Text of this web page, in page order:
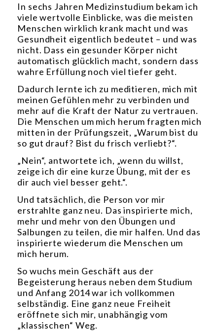
In sechs Jahren Medizinstudium bekam ich
viele wertvolle Einblicke, was die meisten
Menschen wirklich krank macht und was
Gesundheit eigentlich bedeutet – und was
nicht. Dass ein gesunder Körper nicht
automatisch glücklich macht, sondern dass
wahre Erfüllung noch viel tiefer geht.
Dadurch lernte ich zu meditieren, mich mit
meinen Gefühlen mehr zu verbinden und
mehr auf die Kraft der Natur zu vertrauen.
Die Menschen um mich herum fragten mich
mitten in der Prüfungszeit, „Warum bist du
so gut drauf? Bist du frisch verliebt?“.
„Nein“, antwortete ich, „wenn du willst,
zeige ich dir eine kurze Übung, mit der es
dir auch viel besser geht.“.
Und tatsächlich, die Person vor mir
erstrahlte ganz neu. Das inspirierte mich,
mehr und mehr von den Übungen und
Salbungen zu teilen, die mir halfen. Und das
inspirierte wiederum die Menschen um
mich herum.
So wuchs mein Geschäft aus der
Begeisterung heraus neben dem Studium
und Anfang 2014 war ich vollkommen
selbständig. Eine ganz neue Freiheit
eröffnete sich mir, unabhängig vom
„klassischen“ Weg.